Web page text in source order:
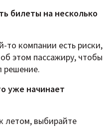
билеты на несколько
то компании есть риски,
этом пассажиру, чтобы
решение.
уже начинает
летом, выбирайте